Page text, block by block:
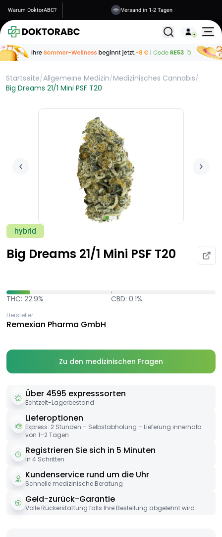
Warum DoktorABC? Versand in 1-2 Tagen
Alle
Startseite/Allgemeine Medizin/Medizinisches Cannabis/
Big Dreams 21/1 Mini PSF T20
hybrid
Big Dreams 21/1 Mini PSF T20
THC: 22.9% CBD: 0.1%
Hersteller
Remexian Pharma GmbH
Zu den medizinischen Fragen
Über 4595 expresssorten
Echtzeit-Lagerbestand
Lieferoptionen
Express: 2 Stunden – Selbstabholung – Lieferung innerhalb
von 1–2 Tagen
Registrieren Sie sich in 5 Minuten
In 4 Schritten
Kundenservice rund um die Uhr
Schnelle medizinische Beratung
Geld-zurück-Garantie
Volle Rückerstattung falls Ihre Bestellung abgelehnt wird